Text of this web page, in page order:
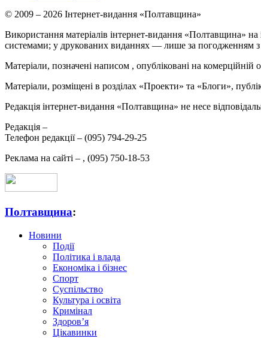
© 2009 – 2026 Інтернет-видання «Полтавщина»
Використання матеріалів інтернет-видання «Полтавщина»
системами; у друкованих виданнях — лише за погодженням з
Матеріали, позначені написом , опубліковані на комерційній
Матеріали, розміщені в розділах «Проекти» та «Блоги»,
Редакція інтернет-видання «Полтавщина» не несе
Редакція –
Телефон редакції – (095) 794-29-25
Реклама на сайті – , (095) 750-18-53
Полтавщина:
Новини
Події
Політика і влада
Економіка і бізнес
Спорт
Суспільство
Культура і освіта
Кримінал
Здоров’я
Цікавинки